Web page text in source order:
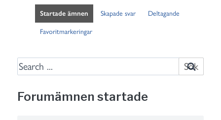
Startade ämnen Skapade svar Deltagande
Favoritmarkeringar
S
e
a
rForumämnen startade